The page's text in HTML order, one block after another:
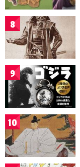
8
9
10